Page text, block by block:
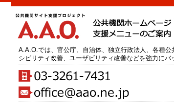
A.A.O.では、官公庁、自治体、独立行政法人、各種
シビリティ改善、ユーザビリティ改善などを強力にバ